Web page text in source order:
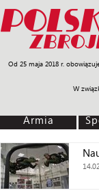
Od 25 maja 2018 r.
W
Armia Poligon
Armia